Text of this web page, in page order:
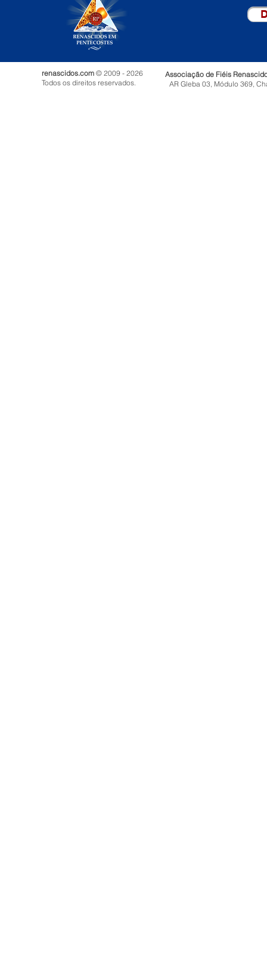
renascidos.com © 2009 - 2026
Todos os direitos reservados.
Associação de Fiéis
AR Gleba 03, Módulo 369,